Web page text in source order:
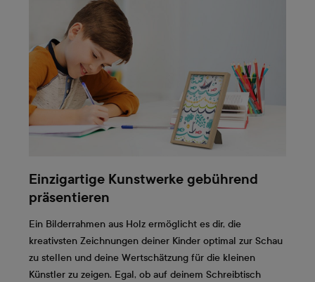
Einzigartige Kunstwerke gebührend
präsentieren
Ein Bilderrahmen aus Holz ermöglicht es dir, die
kreativsten Zeichnungen deiner Kinder optimal zur Schau
zu stellen und deine Wertschätzung für die kleinen
Künstler zu zeigen. Egal, ob auf deinem Schreibtisch